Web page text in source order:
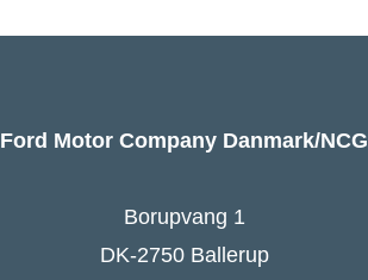
Ford Motor Company Danmark/NCG
Borupvang 1
DK-2750 Ballerup